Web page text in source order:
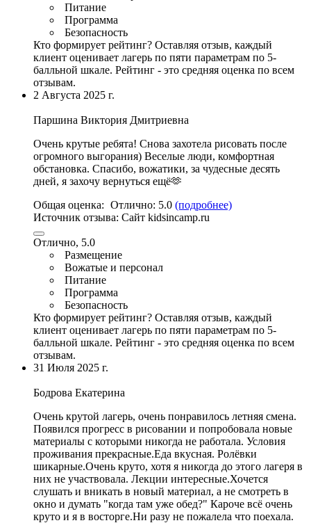
Питание
Программа
Безопасность
Кто формирует рейтинг? Оставляя отзыв, каждый
клиент оценивает лагерь по пяти параметрам по 5-
балльной шкале. Рейтинг - это средняя оценка по всем
отзывам.
2 Августа 2025 г.
Паршина Виктория Дмитриевна
Очень крутые ребята! Снова захотела рисовать после
огромного выгорания) Веселые люди, комфортная
обстановка. Спасибо, вожатики, за чудесные десять
дней, я захочу вернуться ещё🫶
Общая оценка: Отлично: 5.0 (подробнее)
Источник отзыва: Cайт kidsincamp.ru
Отлично, 5.0
Размещение
Вожатые и персонал
Питание
Программа
Безопасность
Кто формирует рейтинг? Оставляя отзыв, каждый
клиент оценивает лагерь по пяти параметрам по 5-
балльной шкале. Рейтинг - это средняя оценка по всем
отзывам.
31 Июля 2025 г.
Бодрова Екатерина
Очень крутой лагерь, очень понравилось летняя смена.
Появился прогресс в рисовании и попробовала новые
материалы с которыми никогда не работала. Условия
проживания прекрасные.Еда вкусная. Ролёвки
шикарные.Очень круто, хотя я никогда до этого лагеря в
них не участвовала. Лекции интересные.Хочется
слушать и вникать в новый материал, а не смотреть в
окно и думать "когда там уже обед?" Кароче всё очень
круто и я в восторге.Ни разу не пожалела что поехала.